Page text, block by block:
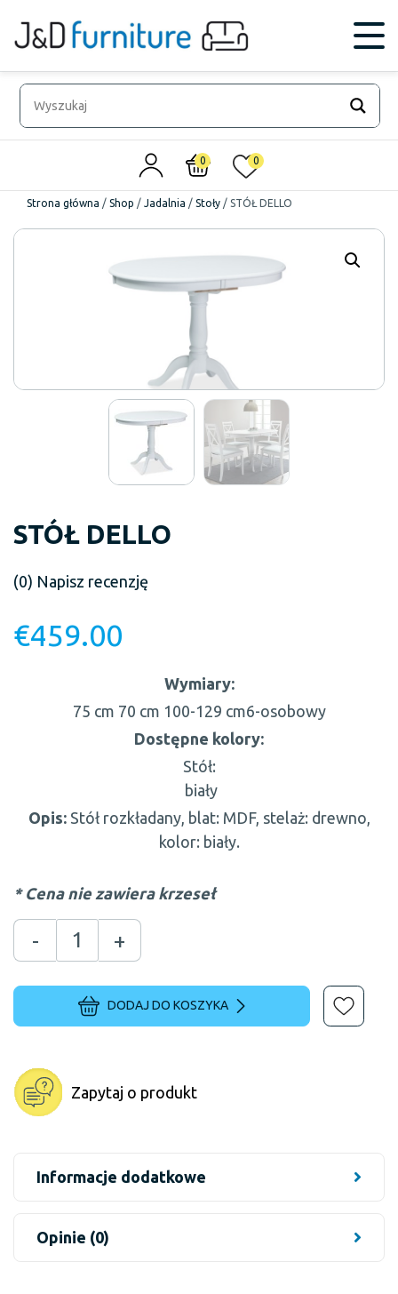
0 0
Strona główna / Shop / Jadalnia / Stoły / STÓŁ DELLO
STÓŁ DELLO
(0) Napisz recenzję
€459.00
Wymiary:
75 cm 70 cm 100-129 cm6-osobowy
Dostępne kolory:
Stół:
biały
Opis: Stół rozkładany, blat: MDF, stelaż: drewno,
kolor: biały.
* Cena nie zawiera krzeseł
- +
DODAJ DO KOSZYKA
Zapytaj o produkt
Informacje dodatkowe
Opinie (0)